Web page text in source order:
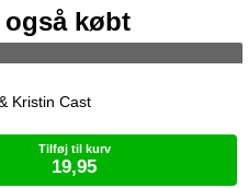
købt
Kristin Cast
Tilføj til kurv
19,95